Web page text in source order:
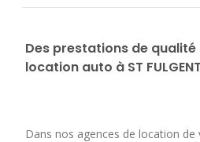
Des prestations de
location auto à ST FULGENT
Dans nos agences de location de